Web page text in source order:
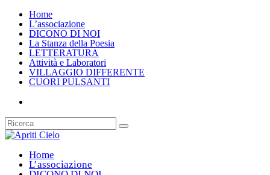
Home
L’associazione
DICONO DI NOI
La Stanza della Poesia
LETTERATURA
Attività e Laboratori
VILLAGGIO DIFFERENTE
CUORI PULSANTI
Home
L’associazione